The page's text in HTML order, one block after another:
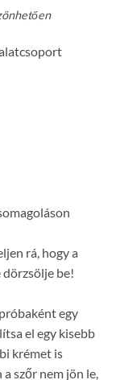
rá, hogy a
be!
egy
el egy kisebb
krémet is
szőr nem jön le,